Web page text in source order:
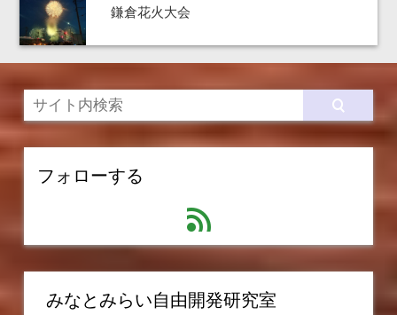
鎌倉花火大会
フォローする
feed
みなとみらい自由開発研究室